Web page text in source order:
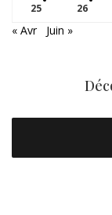
25 26
« Avr Juin »